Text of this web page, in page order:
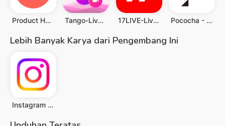
Product Hunt Tango-Live Stream & Video Chat 17LIVE-Live Streaming Pococha - Chat, Live streaming
Lebih Banyak Karya dari Pengembang Ini
Instagram Lite